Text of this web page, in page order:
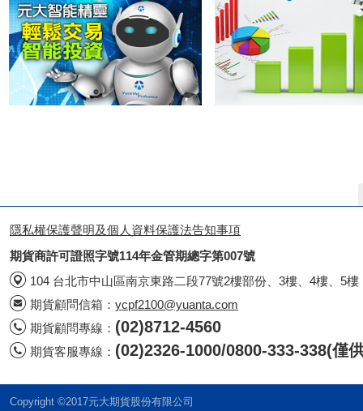
隱私權保護聲明及個人資料保護法告知事項
期貨商許可證照字號114年金管期總字第007號
104 台北市中山區南京東路二段77號2樓部份、3樓、4樓、5樓
期貨顧問信箱： ycpf2100@yuanta.com
期貨顧問專線： (02)8712-4560
期貨客服專線： (02)2326-1000/0800-333-338(僅
Copyright ©2017元大期貨股份有限公司